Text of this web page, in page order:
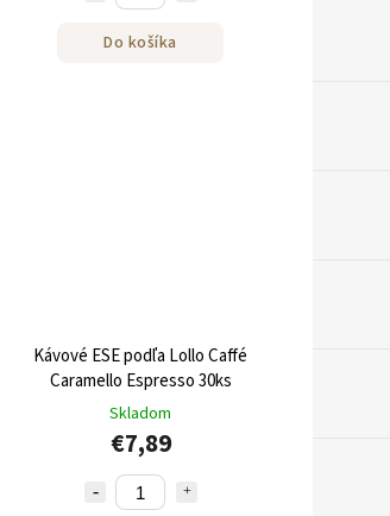
Do košíka
Kávové ESE podľa Lollo Caffé
Caramello Espresso 30ks
Skladom
€7,89